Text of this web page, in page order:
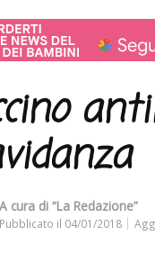
A cura di “La Redazione”
Pubblicato il 04/01/2018